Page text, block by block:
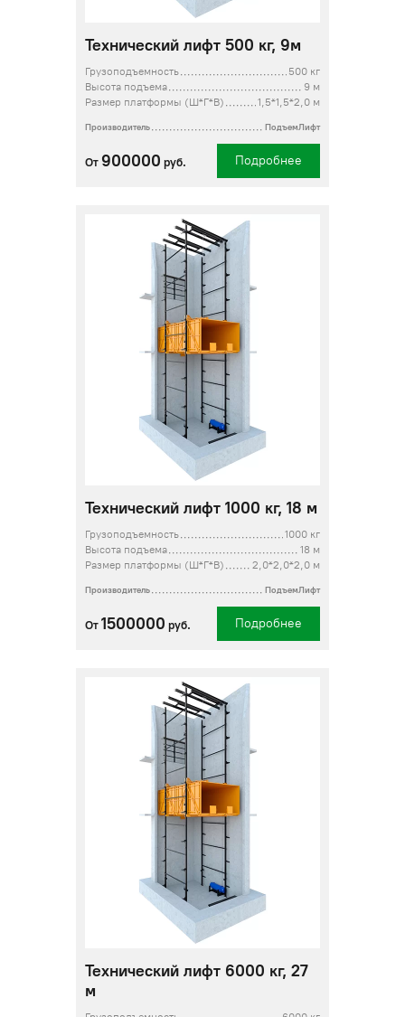
Технический лифт 500 кг, 9м
Грузоподъемность
500 кг
Высота подъема
9 м
Размер платформы (Ш*Г*В)
1,5*1,5*2,0 м
Производитель ПодъемЛифт
От 900000 руб. Подробнее
Технический лифт 1000 кг, 18 м
Грузоподъемность
1000 кг
Высота подъема
18 м
Размер платформы (Ш*Г*В)
2,0*2,0*2,0 м
Производитель ПодъемЛифт
От 1500000 руб. Подробнее
Технический лифт 6000 кг, 27
м